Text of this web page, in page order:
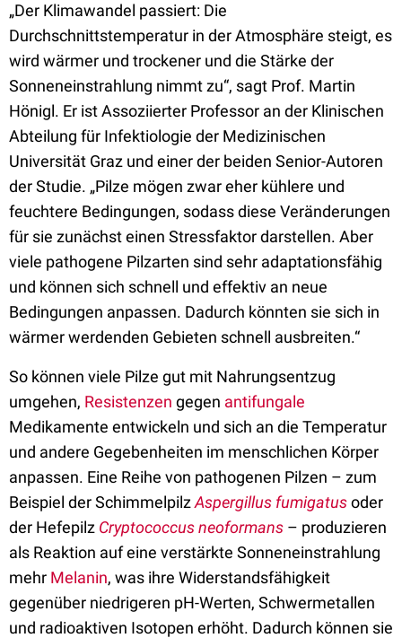
„Der Klimawandel passiert: Die
Durchschnittstemperatur in der Atmosphäre steigt, es
wird wärmer und trockener und die Stärke der
Sonneneinstrahlung nimmt zu“, sagt Prof. Martin
Hönigl. Er ist Assoziierter Professor an der Klinischen
Abteilung für Infektiologie der Medizinischen
Universität Graz und einer der beiden Senior-Autoren
der Studie. „Pilze mögen zwar eher kühlere und
feuchtere Bedingungen, sodass diese Veränderungen
für sie zunächst einen Stressfaktor darstellen. Aber
viele pathogene Pilzarten sind sehr adaptationsfähig
und können sich schnell und effektiv an neue
Bedingungen anpassen. Dadurch könnten sie sich in
wärmer werdenden Gebieten schnell ausbreiten.“
So können viele Pilze gut mit Nahrungsentzug
umgehen, Resistenzen gegen antifungale
Medikamente entwickeln und sich an die Temperatur
und andere Gegebenheiten im menschlichen Körper
anpassen. Eine Reihe von pathogenen Pilzen – zum
Beispiel der SchimmelpilzAspergillus fumigatusoder
der Hefepilz Cryptococcus neoformans – produzieren
als Reaktion auf eine verstärkte Sonneneinstrahlung
mehr Melanin, was ihre Widerstandsfähigkeit
gegenüber niedrigeren pH-Werten, Schwermetallen
und radioaktiven Isotopen erhöht. Dadurch können sie